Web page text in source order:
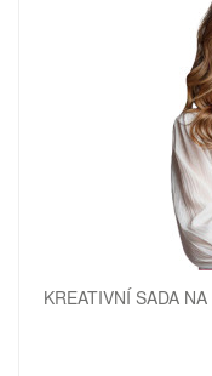
KREATIVNÍ SADA